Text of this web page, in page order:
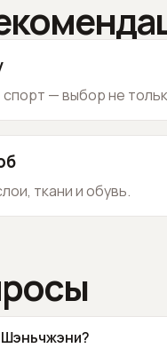
— выбор не
ткани и обувь.